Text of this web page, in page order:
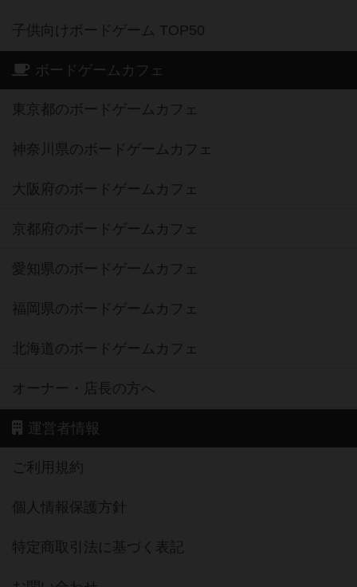
子供向けボードゲーム TOP50
ボードゲームカフェ
東京都のボードゲームカフェ
神奈川県のボードゲームカフェ
大阪府のボードゲームカフェ
京都府のボードゲームカフェ
愛知県のボードゲームカフェ
福岡県のボードゲームカフェ
北海道のボードゲームカフェ
オーナー・店長の方へ
運営者情報
ご利用規約
個人情報保護方針
特定商取引法に基づく表記